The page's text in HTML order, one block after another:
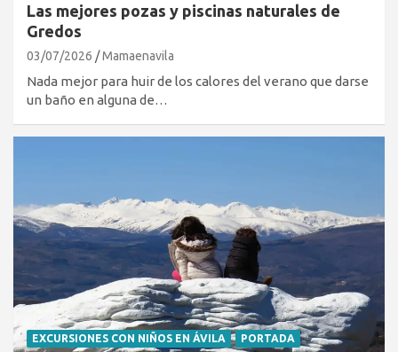
Las mejores pozas y piscinas naturales de
Gredos
03/07/2026 Mamaenavila
Nada mejor para huir de los calores del verano que darse
un baño en alguna de…
EXCURSIONES CON NIÑOS EN ÁVILA PORTADA